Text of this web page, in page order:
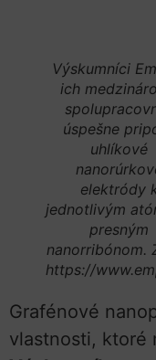
Výskumníci
ich
úspešne
uhlíkové
elektródy
jednotlivým
presným
nanorribónom.
https://
Grafénové
vlastnosti, ktoré